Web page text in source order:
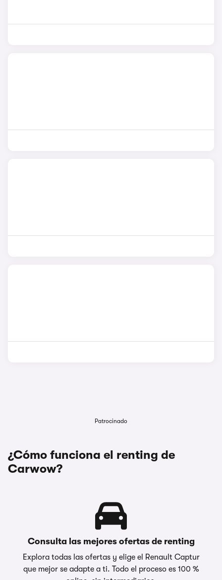
Patrocinado
¿Cómo funciona el renting de
Carwow?
Consulta las mejores ofertas de renting
Explora todas las ofertas y elige el Renault Captur
que mejor se adapte a ti. Todo el proceso es 100 %